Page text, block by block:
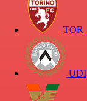
TOR
UDI